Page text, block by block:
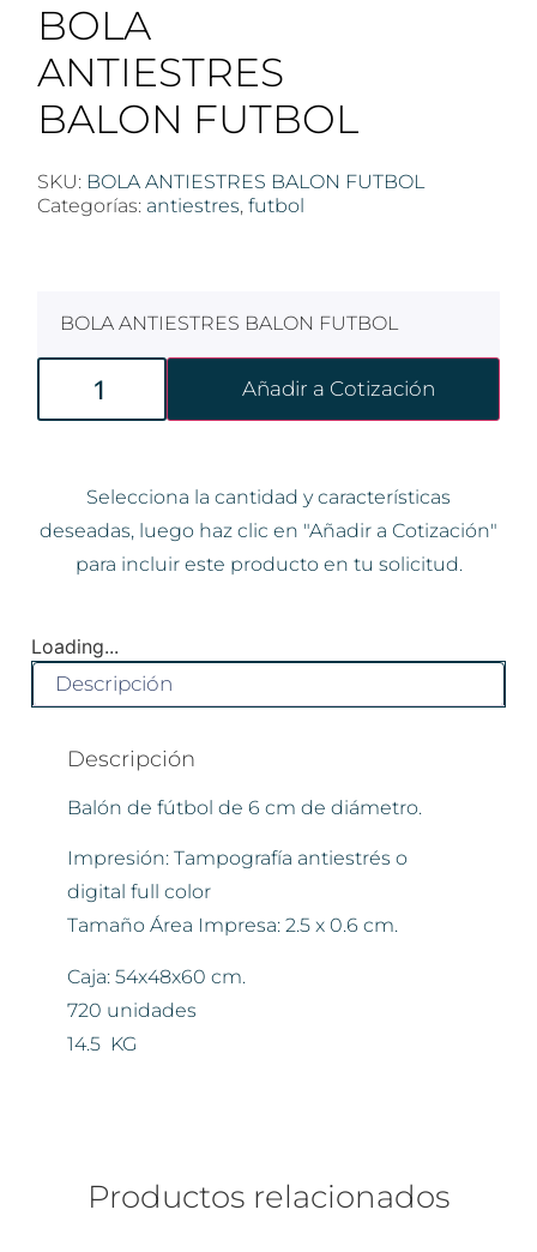
BOLA
ANTIESTRES
BALON FUTBOL
SKU: BOLA ANTIESTRES BALON FUTBOL
Categorías: antiestres, futbol
BOLA ANTIESTRES BALON FUTBOL
Añadir a Cotización
Selecciona la cantidad y características
deseadas, luego haz clic en "Añadir a Cotización"
para incluir este producto en tu solicitud.
Loading...
Descripción
Descripción
Balón de fútbol de 6 cm de diámetro.
Impresión: Tampografía antiestrés o
digital full color
Tamaño Área Impresa: 2.5 x 0.6 cm.
Caja: 54x48x60 cm.
720 unidades
14.5 KG
Productos relacionados